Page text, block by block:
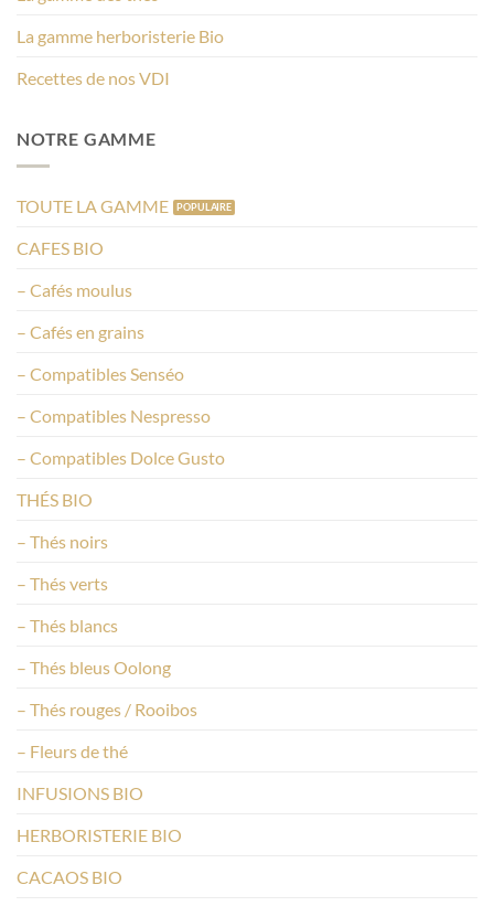
La gamme herboristerie Bio
Recettes de nos VDI
NOTRE GAMME
TOUTE LA GAMME
CAFES BIO
– Cafés moulus
– Cafés en grains
– Compatibles Senséo
– Compatibles Nespresso
– Compatibles Dolce Gusto
THÉS BIO
– Thés noirs
– Thés verts
– Thés blancs
– Thés bleus Oolong
– Thés rouges / Rooibos
– Fleurs de thé
INFUSIONS BIO
HERBORISTERIE BIO
CACAOS BIO